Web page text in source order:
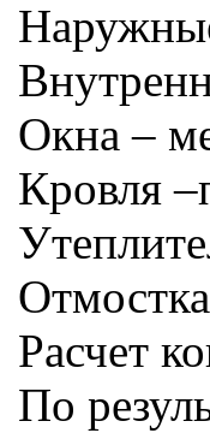
Окна –
Кровля
Расчет
По